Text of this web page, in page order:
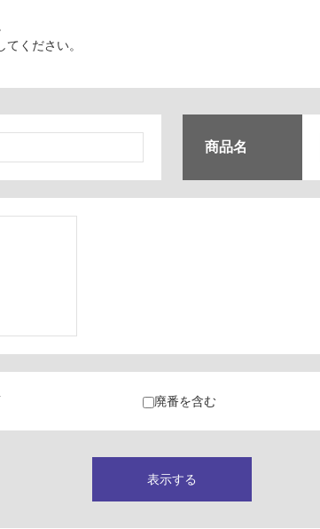
ください。
商品名
廃番を含む
表示する